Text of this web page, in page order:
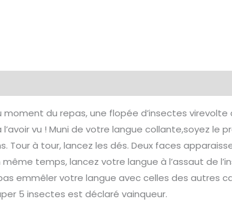
moment du repas, une flopée d’insectes
vu ! Muni de votre langue collante,soyez le
Tour à tour, lancez les dés. Deux faces
temps, lancez votre langue à l’assaut de
emmêler votre langue avec celles des autres
5 insectes est déclaré vainqueur.